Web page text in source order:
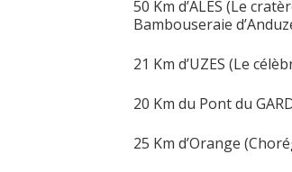
50 Km d’ALES (Le
Bambouseraie
21 Km d’UZES (Le
20 Km du Pont du
25 Km d’Orange